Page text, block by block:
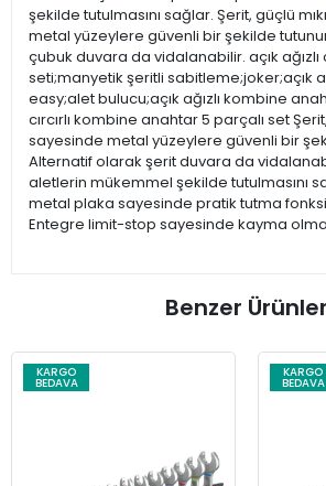
şekilde tutulmasını sağlar. Şerit, güçlü
metal yüzeylere güvenli bir şekilde
çubuk duvara da vidalanabilir. açık ağızlı
seti;manyetik şeritli sabitleme;joker;açık
easy;alet bulucu;açık ağızlı kombine
cırcırlı kombine anahtar 5 parçalı set
sayesinde metal yüzeylere güvenli bir
Alternatif olarak şerit duvara da
aletlerin mükemmel şekilde tutulmasını
metal plaka sayesinde pratik tutma
Entegre limit-stop sayesinde kayma
Benzer Ürünler